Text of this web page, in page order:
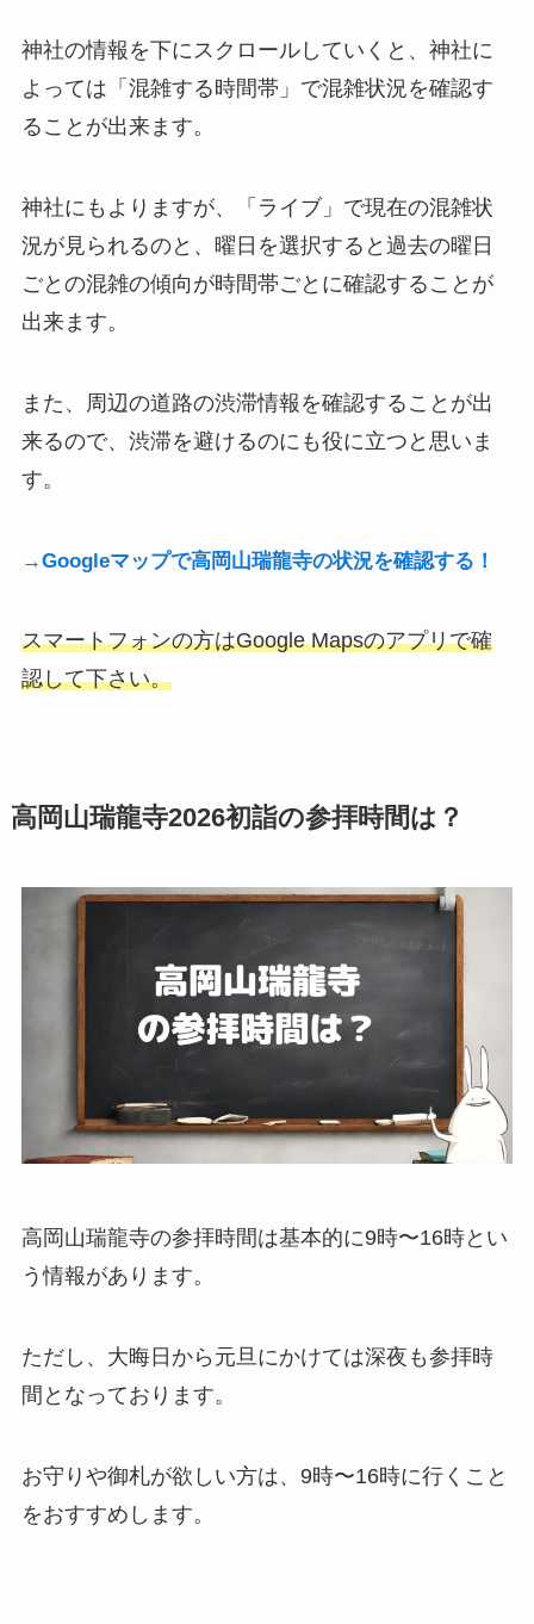
神社の情報を下にスクロールしていくと、神社に
よっては「混雑する時間帯」で混雑状況を確認す
ることが出来ます。
神社にもよりますが、「ライブ」で現在の混雑状
況が見られるのと、曜日を選択すると過去の曜日
ごとの混雑の傾向が時間帯ごとに確認することが
出来ます。
また、周辺の道路の渋滞情報を確認することが出
来るので、渋滞を避けるのにも役に立つと思いま
す。
→Googleマップで高岡山瑞龍寺の状況を確認する！
スマートフォンの方はGoogle Mapsのアプリで確
認して下さい。
高岡山瑞龍寺2026初詣の参拝時間は？
高岡山瑞龍寺の参拝時間は基本的に9時〜16時とい
う情報があります。
ただし、大晦日から元旦にかけては深夜も参拝時
間となっております。
お守りや御札が欲しい方は、9時〜16時に行くこと
をおすすめします。